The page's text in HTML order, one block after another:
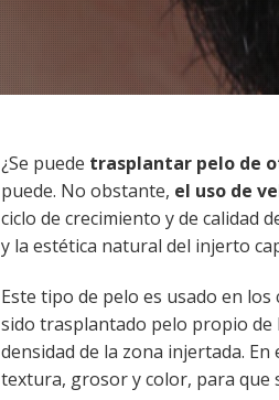
¿Se puede trasplantar pelo de
puede. No obstante, el uso de
ciclo de crecimiento y de calidad
y la estética natural del injerto
Este tipo de pelo es usado en
sido trasplantado pelo propio de
densidad de la zona injertada.
textura, grosor y color, para que